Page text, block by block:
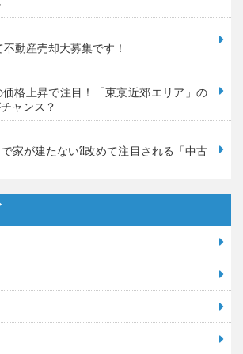
動産売却大募集です！
格上昇で注目！「東京近郊エリア」の
ャンス？
家が建たない⁈改めて注目される「中古